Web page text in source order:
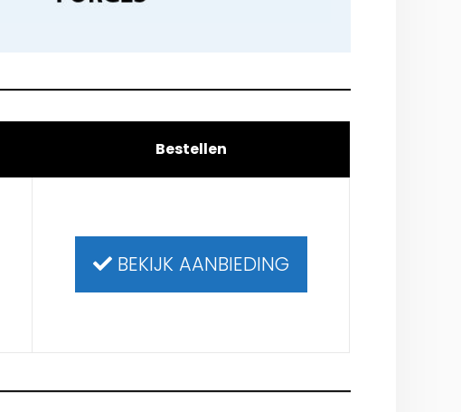
Bestellen
BEKIJK AANBIEDING